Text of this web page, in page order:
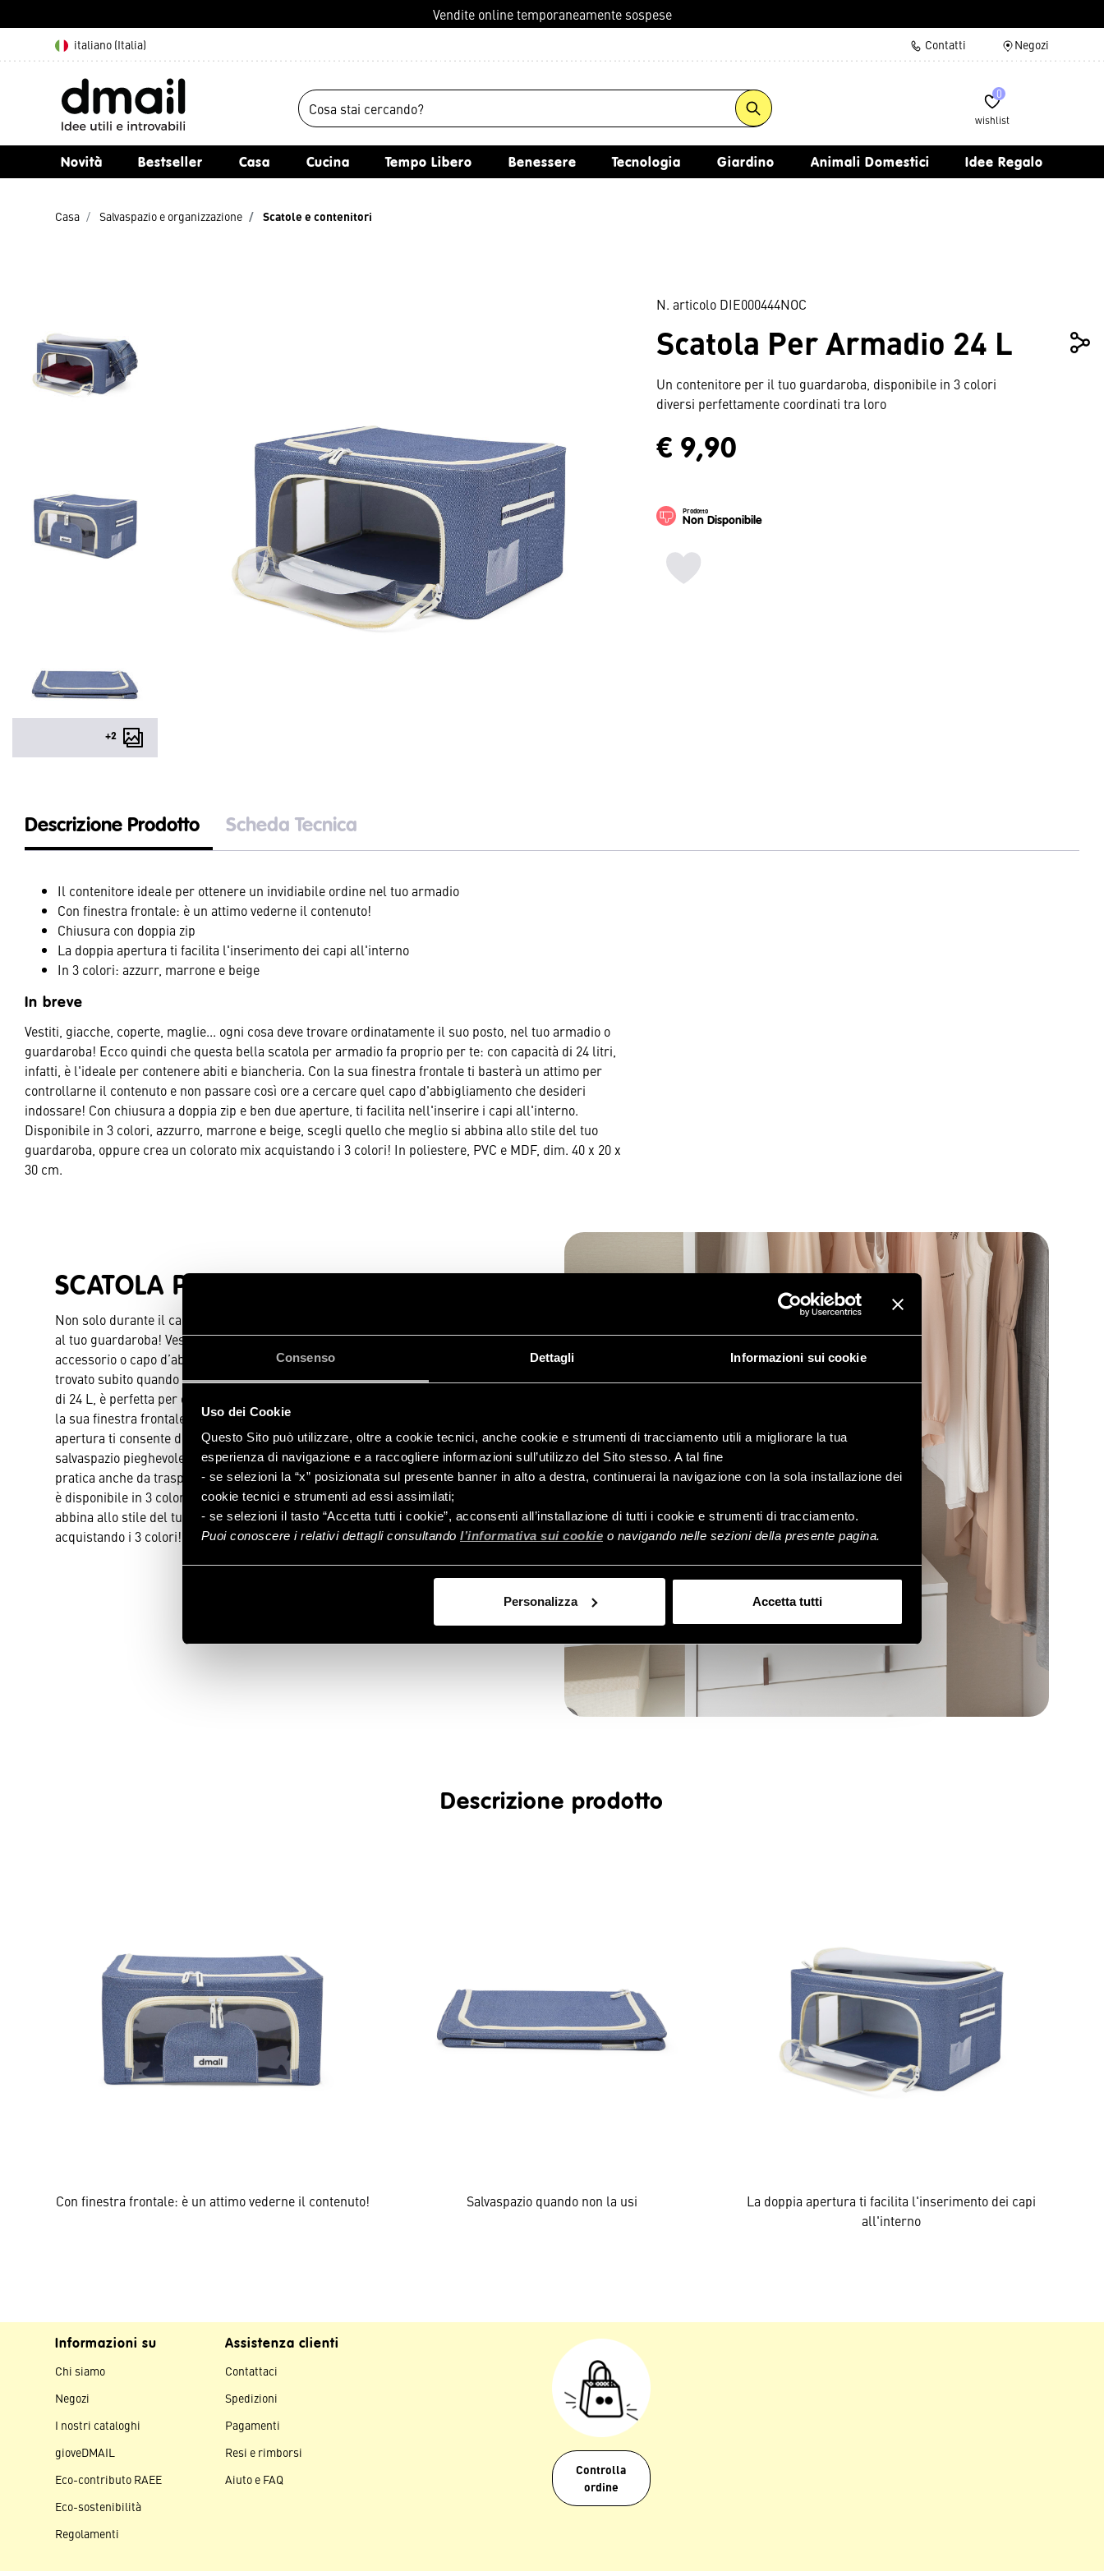
Consenso Dettagli Informazioni sui cookie
Uso dei Cookie
Questo Sito può utilizzare, oltre a cookie tecnici, anche cookie e strumenti di tracciamento utili a migliorare la tua
esperienza di navigazione e a raccogliere informazioni sull’utilizzo del Sito stesso. A tal fine
- se selezioni la “x” posizionata sul presente banner in alto a destra, continuerai la navigazione con la sola installazione dei
cookie tecnici e strumenti ad essi assimilati;
- se selezioni il tasto “Accetta tutti i cookie”, acconsenti all’installazione di tutti i cookie e strumenti di tracciamento.
Puoi conoscere i relativi dettagli consultando l’informativa sui cookie o navigando nelle sezioni della presente pagina.
Personalizza Accetta tutti
Vendite online temporaneamente sospese
italiano (Italia) Contatti Negozi
wishlist
0
Novità Bestseller Casa Cucina Tempo Libero Benessere Tecnologia Giardino Animali Domestici Idee Regalo
Casa Salvaspazio e organizzazione Scatole e contenitori
+2
N. articolo DIE000444NOC
Scatola Per Armadio 24 L
Un contenitore per il tuo guardaroba, disponibile in 3 colori
diversi perfettamente coordinati tra loro
€ 9,90
Prodotto
Non Disponibile
Descrizione Prodotto Scheda Tecnica
Il contenitore ideale per ottenere un invidiabile ordine nel tuo armadio
Con finestra frontale: è un attimo vederne il contenuto!
Chiusura con doppia zip
La doppia apertura ti facilita l'inserimento dei capi all'interno
In 3 colori: azzurr, marrone e beige
In breve
Vestiti, giacche, coperte, maglie... ogni cosa deve trovare ordinatamente il suo posto, nel tuo armadio o
guardaroba! Ecco quindi che questa bella scatola per armadio fa proprio per te: con capacità di 24 litri,
infatti, è l'ideale per contenere abiti e biancheria. Con la sua finestra frontale ti basterà un attimo per
controllarne il contenuto e non passare così ore a cercare quel capo d'abbigliamento che desideri
indossare! Con chiusura a doppia zip e ben due aperture, ti facilita nell'inserire i capi all'interno.
Disponibile in 3 colori, azzurro, marrone e beige, scegli quello che meglio si abbina allo stile del tuo
guardaroba, oppure crea un colorato mix acquistando i 3 colori! In poliestere, PVC e MDF, dim. 40 x 20 x
30 cm.
SCATOLA PER ARMADIO 24L
Non solo durante il cambio armadio, ogni occasione è giusta per fare ordine dentro
al tuo guardaroba! Vestiti, giacche, coperte, maglie, biancheria, scarpe: qualsiasi
accessorio o capo d’abbigliamento deve trovare il suo posto, così da poter essere
trovato subito quando lo cerchi! Questa bella scatola per armadio, con una capacità
di 24 L, è perfetta per ottimizzare lo spazio e farti avere tutto a portata di mano. Con
la sua finestra frontale ti basterà un attimo per controllarne il contenuto, e la doppia
apertura ti consente di inserirvi all’interno capi di diverso ingombro. La scatola
salvaspazio pieghevole diventa sottilissima quando vuota, così da risultare molto
pratica anche da trasportare. Con chiusura a doppia zip, la scatola per armadio 24 L
è disponibile in 3 colori, azzurro, marrone e beige: scegli quello che meglio si
abbina allo stile del tuo guardaroba o armadio, oppure crea un colorato mix
acquistando i 3 colori! In poliestere, PVC e MDF, dim. 40 x 20 x 30 cm.
Descrizione prodotto
Con finestra frontale: è un attimo vederne il contenuto! Salvaspazio quando non la usi
La doppia apertura ti facilita l'inserimento dei capi
all'interno
Informazioni su
Chi siamo
Negozi
I nostri cataloghi
gioveDMAIL
Eco-contributo RAEE
Eco-sostenibilità
Regolamenti
Assistenza clienti
Contattaci
Spedizioni
Pagamenti
Resi e rimborsi
Aiuto e FAQ
Controlla
ordine